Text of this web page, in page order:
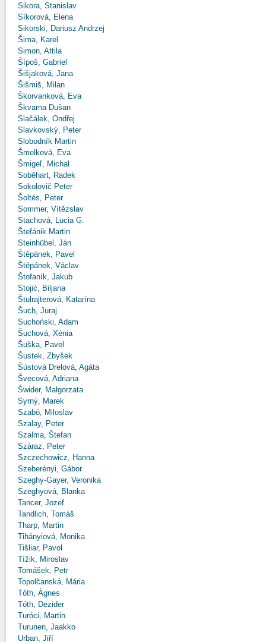
Sikora, Stanislav
Síkorová, Elena
Sikorski, Dariusz Andrzej
Šima, Karel
Simon, Attila
Šípoš, Gabriel
Šišjaková, Jana
Šišmiš, Milan
Škorvanková, Eva
Škvarna Dušan
Slačálek, Ondřej
Slavkovský, Peter
Slobodník Martin
Šmelková, Eva
Šmigeľ, Michal
Soběhart, Radek
Sokolovič Peter
Šoltés, Peter
Sommer, Vítězslav
Stachová, Lucia G.
Štefánik Martin
Steinhübel, Ján
Štěpánek, Pavel
Štěpánek, Václav
Štofaník, Jakub
Stojić, Biljana
Štulrajterová, Katarína
Šuch, Juraj
Suchoński, Adam
Šuchová, Xénia
Šuška, Pavel
Šustek, Zbyšek
Šústová Drelová, Agáta
Švecová, Adriana
Świder, Małgorzata
Syrný, Marek
Szabó, Miloslav
Szalay, Peter
Szalma, Štefan
Száraz, Peter
Szczechowicz, Hanna
Szeberényi, Gábor
Szeghy-Gayer, Veronika
Szeghyová, Blanka
Tancer, Jozef
Tandlich, Tomáš
Tharp, Martin
Tihányiová, Monika
Tišliar, Pavol
Tížik, Miroslav
Tomášek, Petr
Topolčanská, Mária
Tóth, Ágnes
Tóth, Dezider
Turóci, Martin
Turunen, Jaakko
Urban, Jiří